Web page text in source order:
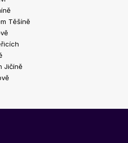
Těšíně
Jičíně